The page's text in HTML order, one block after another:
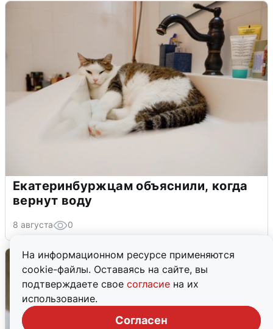
На информационном ресурсе применяются
cookie-файлы. Оставаясь на сайте, вы
подтверждаете свое согласие на их
использование.
Согласен
Екатеринбуржцам объяснили, когда
вернут воду
8 августа 0